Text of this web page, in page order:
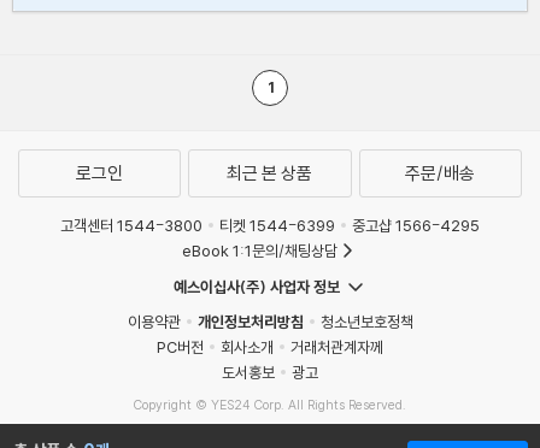
1
로그인 최근 본 상품 주문/배송
고객센터 1544-3800 티켓 1544-6399
중고샵 1566-4295
eBook 1:1문의/채팅상담
예스이십사(주) 사업자 정보
이용약관
개인정보처리방침
청소년보호정책
PC버전
회사소개
거래처관계자께
도서홍보
광고
Copyright © YES24 Corp. All Rights Reserved.
MATOM11